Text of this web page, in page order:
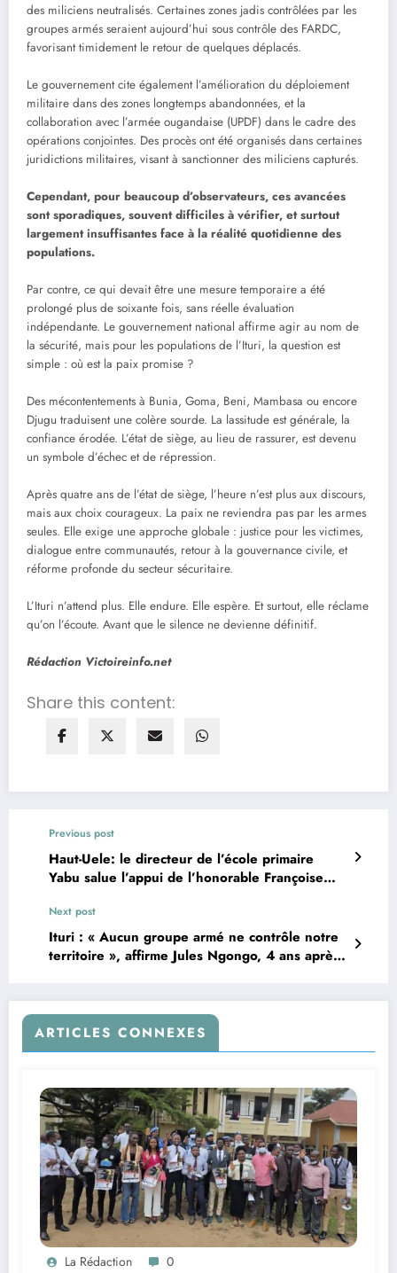
des miliciens neutralisés. Certaines zones jadis contrôlées par les
groupes armés seraient aujourd’hui sous contrôle des FARDC,
favorisant timidement le retour de quelques déplacés.
Le gouvernement cite également l’amélioration du déploiement
militaire dans des zones longtemps abandonnées, et la
collaboration avec l’armée ougandaise (UPDF) dans le cadre des
opérations conjointes. Des procès ont été organisés dans certaines
juridictions militaires, visant à sanctionner des miliciens capturés.
Cependant, pour beaucoup d’observateurs, ces avancées
sont sporadiques, souvent difficiles à vérifier, et surtout
largement insuffisantes face à la réalité quotidienne des
populations.
Par contre, ce qui devait être une mesure temporaire a été
prolongé plus de soixante fois, sans réelle évaluation
indépendante. Le gouvernement national affirme agir au nom de
la sécurité, mais pour les populations de l’Ituri, la question est
simple : où est la paix promise ?
Des mécontentements à Bunia, Goma, Beni, Mambasa ou encore
Djugu traduisent une colère sourde. La lassitude est générale, la
confiance érodée. L’état de siège, au lieu de rassurer, est devenu
un symbole d’échec et de répression.
Après quatre ans de l’état de siège, l’heure n’est plus aux discours,
mais aux choix courageux. La paix ne reviendra pas par les armes
seules. Elle exige une approche globale : justice pour les victimes,
dialogue entre communautés, retour à la gouvernance civile, et
réforme profonde du secteur sécuritaire.
L’Ituri n’attend plus. Elle endure. Elle espère. Et surtout, elle réclame
qu’on l’écoute. Avant que le silence ne devienne définitif.
Rédaction Victoireinfo.net
Share this content:
Previous post
Haut-Uele: le directeur de l’école primaire
Yabu salue l’appui de l’honorable Françoise
établissement
Next post
Ituri : « Aucun groupe armé ne contrôle notre
territoire », affirme Jules Ngongo, 4 ans après
ARTICLES CONNEXES
La Rédaction 0